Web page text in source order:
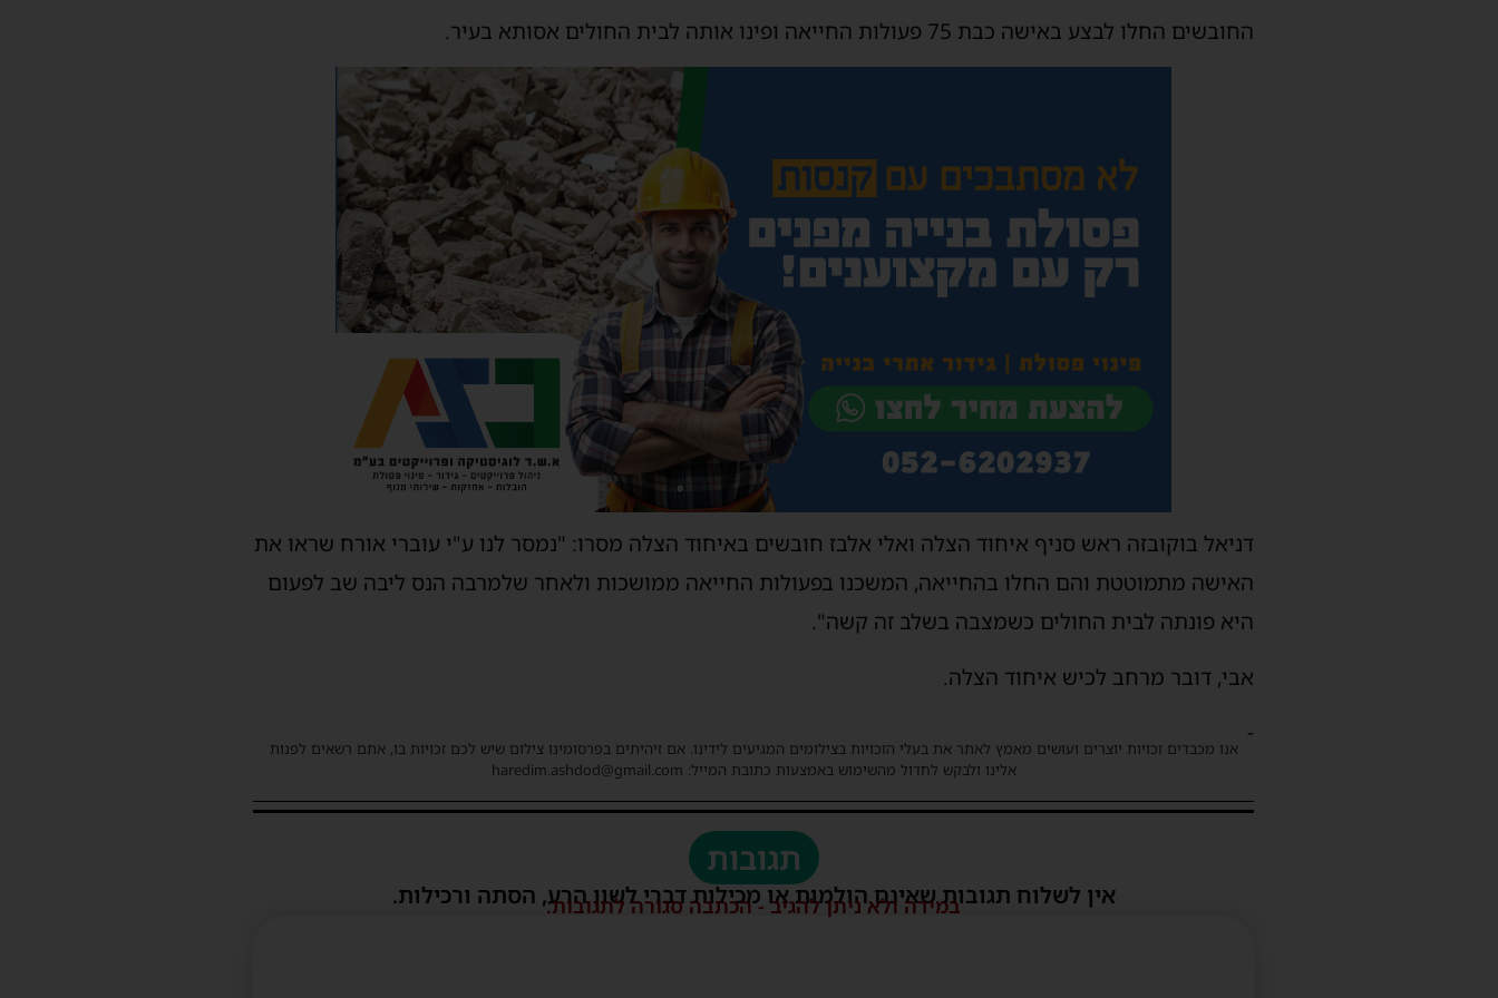
החובשים החלו לבצע באישה כבת 75 פעולות החייאה ופינו אותה לבית החולים אסותא בעיר.
דניאל בוקובזה ראש סניף איחוד הצלה ואלי אלבז חובשים באיחוד הצלה מסרו: "נמסר לנו ע"י עוברי אורח שראו את
האישה מתמוטטת והם החלו בהחייאה, המשכנו בפעולות החייאה ממושכות ולאחר שלמרבה הנס ליבה שב לפעום
היא פונתה לבית החולים כשמצבה בשלב זה קשה".
אבי, דובר מרחב לכיש איחוד הצלה.
-
אנו מכבדים זכויות יוצרים ועושים מאמץ לאתר את בעלי הזכויות בצילומים המגיעים לידינו. אם זיהיתים בפרסומינו צילום שיש לכם זכויות בו, אתם רשאים לפנות
אלינו ולבקש לחדול מהשימוש באמצעות כתובת המייל: haredim.ashdod@gmail.com
תגובות
אין לשלוח תגובות שאינם הולמות או מכילות דברי לשון הרע, הסתה ורכילות.
במידה ולא ניתן להגיב - הכתבה סגורה לתגובות.